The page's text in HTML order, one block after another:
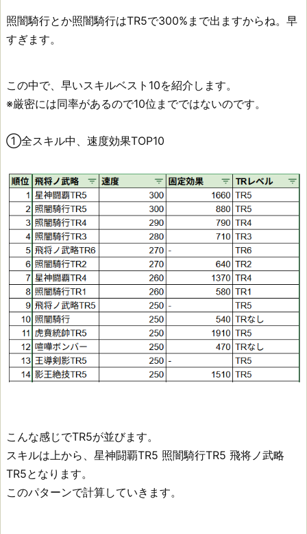
照闇騎行とか照闇騎行はTR5で300%まで出ますからね。早
すぎます。
この中で、早いスキルベスト10を紹介します。
※厳密には同率があるので10位までではないのです。
①全スキル中、速度効果TOP10
こんな感じでTR5が並びます。
スキルは上から、星神闘覇TR5 照闇騎行TR5 飛将ノ武略
TR5となります。
このパターンで計算していきます。